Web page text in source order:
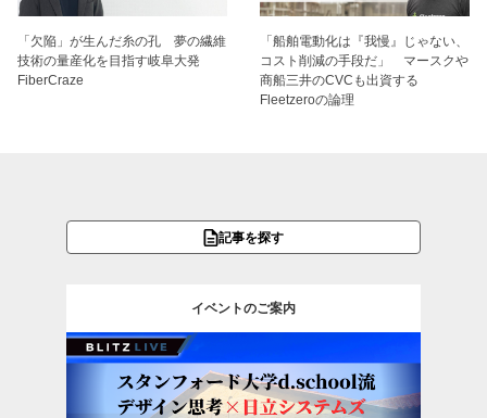
「欠陥」が生んだ糸の孔 夢の繊維
技術の量産化を目指す岐阜大発
FiberCraze
「船舶電動化は『我慢』じゃない、
コスト削減の手段だ」 マースクや
商船三井のCVCも出資する
Fleetzeroの論理
記事を探す
イベントのご案内